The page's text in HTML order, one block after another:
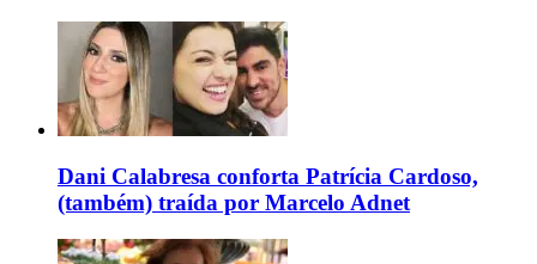
Dani Calabresa conforta Patrícia Cardoso,
(também) traída por Marcelo Adnet